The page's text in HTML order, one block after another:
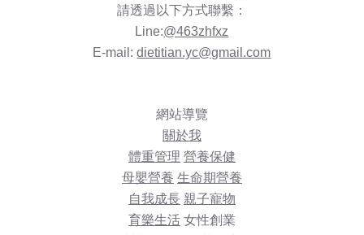
請透過以下方式聯繫：
Line:@463zhfxz
E-mail:dietitian.yc@gmail.com
網站導覽
關於我
體重管理 營養保健
母嬰營養 生命期營養
自我成長 親子寵物
育樂生活女性創業